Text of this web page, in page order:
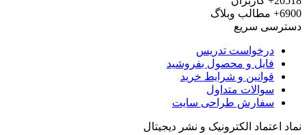
مطالب وبلاگ
سریع
درخواست تدریس
فایل و محصول بفروشید
قوانین و شرایط خرید
سوالات متداول
سفارش طراحی سایت
اعتماد الکترونیک و نشر دیجیتال